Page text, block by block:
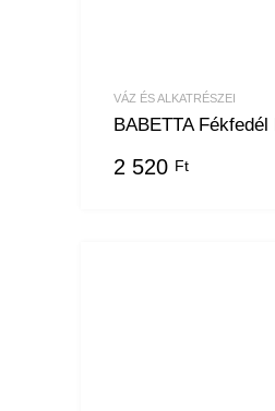
VÁZ ÉS ALKATRÉSZEI
BABETTA
2 520 Ft